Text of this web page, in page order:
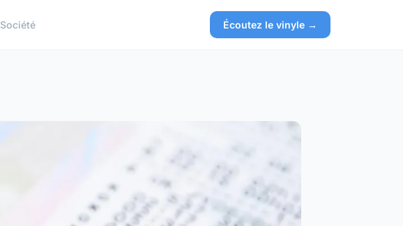
Société Écoutez le vinyle →